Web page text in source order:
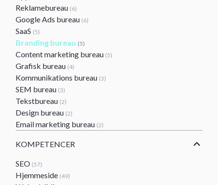
Reklamebureau (6)
Google Ads bureau (6)
SaaS (5)
Branding bureau (5)
Content marketing bureau (5)
Grafisk bureau (4)
Kommunikations bureau (3)
SEM bureau (3)
Tekstbureau (2)
Design bureau (2)
Email marketing bureau (2)
KOMPETENCER
SEO (57)
Hjemmeside (49)